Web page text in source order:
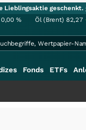
Lieblingsaktie geschenkt.
0,00 % Öl (Brent) 82,27
Fonds ETFs